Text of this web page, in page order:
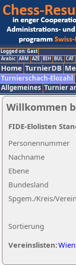
Logged on: Gast
Arabic ARM AZE BIH BUL CAT
Home TurnierDB
Turnierschach-Elozahl
Allgemeines Turnier
Willkommen
Nachname
Ebene
Sortierung
Personennummer
Bundesland
Spgem./Kreis/Verein
Vereinslisten:Wien
FIDE-Elolisten